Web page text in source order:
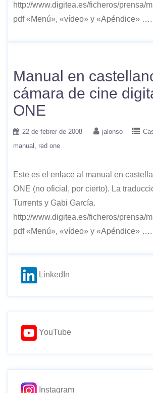
http://www.digitea.es/ficheros/prensa/
pdf «Menú», «vídeo» y «Apéndice» ….
Manual en
cámara de cine
ONE
22 de febrer de 2008 jalonso
manual
red one
Este es el enlace al manual en
ONE (no oficial, por cierto). La
Turrents y Gabi García.
http://www.digitea.es/ficheros/prensa/
pdf «Menú», «vídeo» y «Apéndice» ….
LinkedIn
YouTube
Instagram